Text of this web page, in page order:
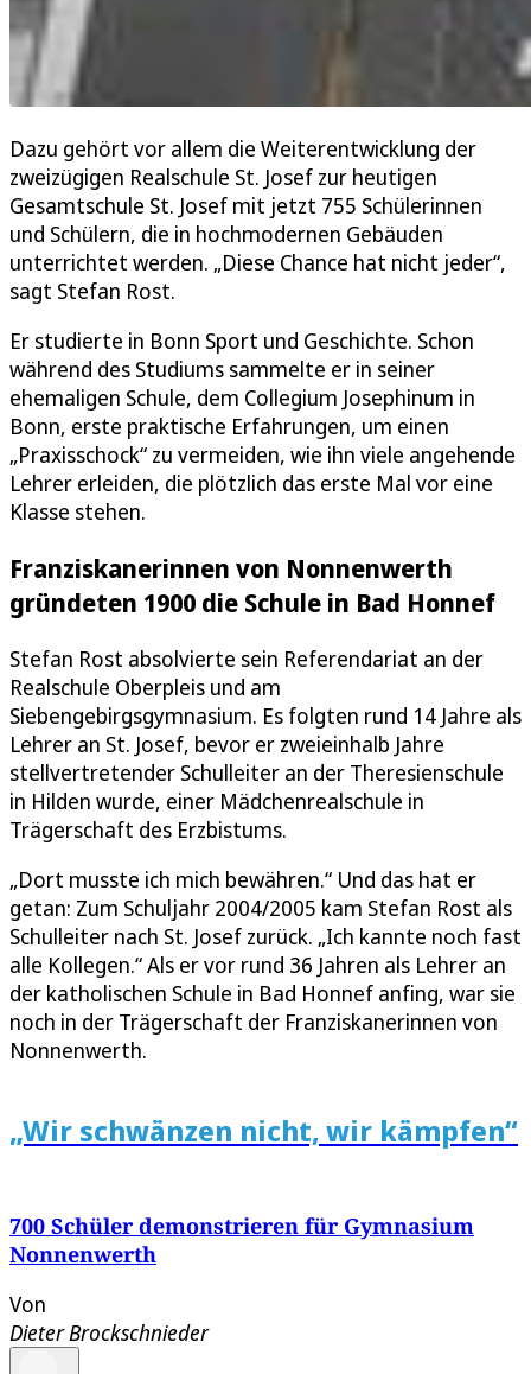
Dazu gehört vor allem die Weiterentwicklung der
zweizügigen Realschule St. Josef zur heutigen
Gesamtschule St. Josef mit jetzt 755 Schülerinnen
und Schülern, die in hochmodernen Gebäuden
unterrichtet werden. „Diese Chance hat nicht jeder“,
sagt Stefan Rost.
Er studierte in Bonn Sport und Geschichte. Schon
während des Studiums sammelte er in seiner
ehemaligen Schule, dem Collegium Josephinum in
Bonn, erste praktische Erfahrungen, um einen
„Praxisschock“ zu vermeiden, wie ihn viele angehende
Lehrer erleiden, die plötzlich das erste Mal vor eine
Klasse stehen.
Franziskanerinnen von Nonnenwerth
gründeten 1900 die Schule in Bad Honnef
Stefan Rost absolvierte sein Referendariat an der
Realschule Oberpleis und am
Siebengebirgsgymnasium. Es folgten rund 14 Jahre als
Lehrer an St. Josef, bevor er zweieinhalb Jahre
stellvertretender Schulleiter an der Theresienschule
in Hilden wurde, einer Mädchenrealschule in
Trägerschaft des Erzbistums.
„Dort musste ich mich bewähren.“ Und das hat er
getan: Zum Schuljahr 2004/2005 kam Stefan Rost als
Schulleiter nach St. Josef zurück. „Ich kannte noch fast
alle Kollegen.“ Als er vor rund 36 Jahren als Lehrer an
der katholischen Schule in Bad Honnef anfing, war sie
noch in der Trägerschaft der Franziskanerinnen von
Nonnenwerth.
„Wir schwänzen nicht, wir kämpfen“
700 Schüler demonstrieren für Gymnasium
Nonnenwerth
Von
Dieter Brockschnieder